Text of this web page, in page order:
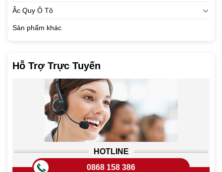
Ắc Quy Ô Tô
Sản phẩm khác
Hỗ Trợ Trực Tuyến
HOTLINE
0868 158 386